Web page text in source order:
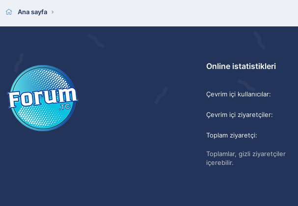
Ana sayfa
Online istatistikleri
Çevrim içi kullanıcılar
Çevrim içi ziyaretçiler
Toplam ziyaretçi
Toplamlar, gizli ziyaretçiler
içerebilir.